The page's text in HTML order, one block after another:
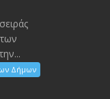
Δήμων